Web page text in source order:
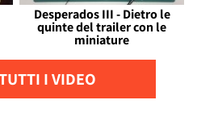
Desperados III - Dietro le
quinte del trailer con le
miniature
I VIDEO